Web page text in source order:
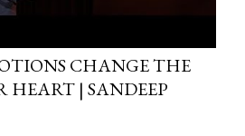
CHANGE THE
HEART | SANDEEP